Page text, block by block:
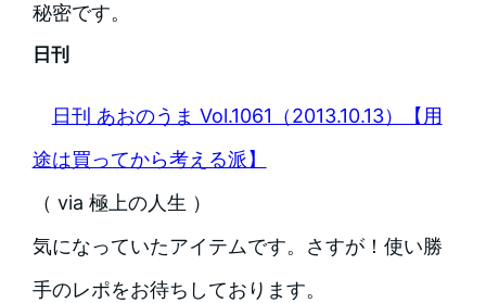
秘密です。
日刊
日刊 あおのうま Vol.1061（2013.10.13）【用
途は買ってから考える派】
（ via 極上の人生 ）
気になっていたアイテムです。さすが！使い勝
手のレポをお待ちしております。